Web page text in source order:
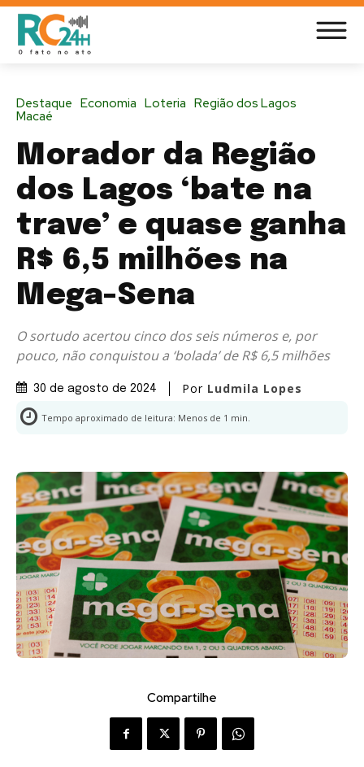
Destaque Economia Loteria Região dos Lagos
Macaé
Morador da Região
dos Lagos ‘bate na
trave’ e quase ganha
R$ 6,5 milhões na
Mega-Sena
O sortudo acertou cinco dos seis números e, por
pouco, não conquistou a ‘bolada’ de R$ 6,5 milhões
30 de agosto de 2024 Por Ludmila Lopes
Tempo aproximado de leitura: Menos de 1 min.
Compartilhe